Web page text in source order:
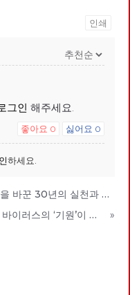
인쇄
그인 해주세요.
좋아요 0 싫어요 0
하세요.
[미래에서 온 편지 36호] 사람 : 현장을 바꾼 30년의 실천과 연대 - 고미경
[미래에서 온 편지 36호] 정세 : 팬데믹 바이러스의 ‘기원’이 보여주고 있는 것들
»